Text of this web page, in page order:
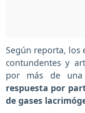
Según reporta, los
contundentes y
por más de
respuesta por
de gases